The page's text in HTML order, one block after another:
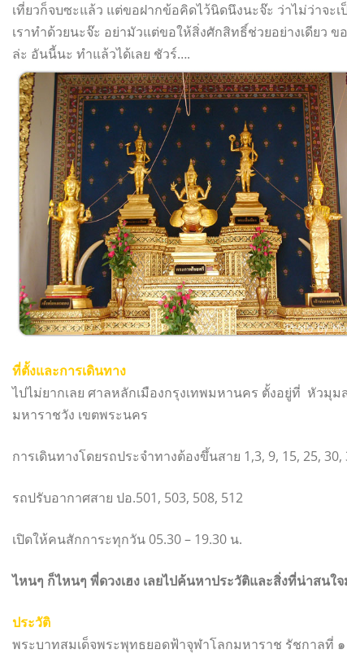
เที่ยวก็จบซะแล้ว แต่ขอฝากข้อคิดไว้นิดนึงนะจ๊ะ ว่าไม่ว่าจ
เราทำด้วยนะจ๊ะ อย่ามัวแต่ขอให้สิ่งศักสิทธิ์ช่วยอย่างเดียว
ล่ะ อันนี้นะ ทำแล้วได้เลย ชัวร์….
ที่ตั้งและการเดินทาง
ไปไม่ยากเลย ศาลหลักเมืองกรุงเทพมหานคร ตั้งอยู่ที่ หัวมุ
มหาราชวัง เขตพระนคร
การเดินทางโดยรถประจำทางต้องขึ้นสาย 1,3, 9, 15, 25, 30,
รถปรับอากาศสาย ปอ.501, 503, 508, 512
เปิดให้คนสักการะทุกวัน 05.30 – 19.30 น.
ไหนๆ ก็ไหนๆ พี่ดวงเฮง เลยไปค้นหาประวัติและสิ่งที่น่าสน
ประวัติ
พระบาทสมเด็จพระพุทธยอดฟ้าจุฬาโลกมหาราช รัชกาลที่ ๑